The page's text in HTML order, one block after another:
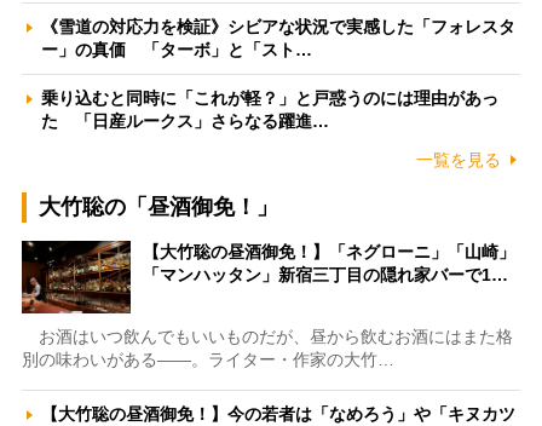
《雪道の対応力を検証》シビアな状況で実感した「フォレスタ
ー」の真価 「ターボ」と「スト…
乗り込むと同時に「これが軽？」と戸惑うのには理由があっ
た 「日産ルークス」さらなる躍進…
一覧を見る
大竹聡の「昼酒御免！」
【大竹聡の昼酒御免！】「ネグローニ」「山崎」
「マンハッタン」新宿三丁目の隠れ家バーで1…
お酒はいつ飲んでもいいものだが、昼から飲むお酒にはまた格
別の味わいがある――。ライター・作家の大竹…
【大竹聡の昼酒御免！】今の若者は「なめろう」や「キヌカツ